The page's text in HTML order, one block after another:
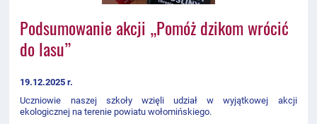
Podsumowanie akcji „Pomóż dzikom wrócić
do lasu”
19.12.2025 r.
Uczniowie naszej szkoły wzięli udział w wyjątkowej akcji
ekologicznej na terenie powiatu wołomińskiego.